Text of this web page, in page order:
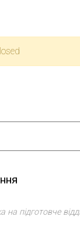
на підготовче